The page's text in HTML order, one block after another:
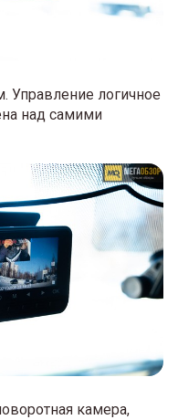
логичное
над самими
камера,